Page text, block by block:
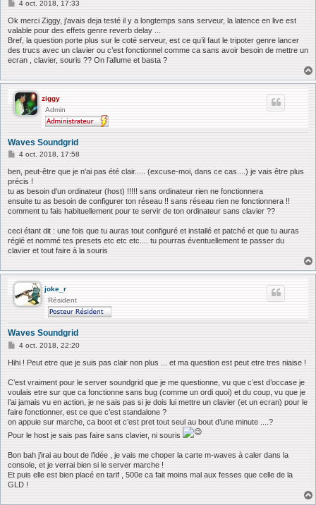
M
s
s
g
e
4 oct. 2018, 17:33
Ok merci Ziggy, j’avais deja testé il y a longtemps sans serveur, la latence en live est
valable pour des effets genre reverb delay ...
Bref, la question porte plus sur le coté serveur, est ce qu’il faut le tripoter genre lancer
des trucs avec un clavier ou c’est fonctionnel comme ca sans avoir besoin de mettre un
ecran , clavier, souris ?? On l’allume et basta ?
ziggy
Admin
Waves Soundgrid
M
s
s
g
e
4 oct. 2018, 17:58
ben, peut-être que je n'ai pas été clair..... (excuse-moi, dans ce cas....) je vais être plus
précis !
tu as besoin d'un ordinateur (host) !!!!! sans ordinateur rien ne fonctionnera
ensuite tu as besoin de configurer ton réseau !! sans réseau rien ne fonctionnera !!
comment tu fais habituellement pour te servir de ton ordinateur sans clavier ??
ceci étant dit : une fois que tu auras tout configuré et installé et patché et que tu auras
réglé et nommé tes presets etc etc etc.... tu pourras éventuellement te passer du
clavier et tout faire à la souris
joke_r
Résident
Waves Soundgrid
M
s
g
e
4 oct. 2018, 22:20
Hihi ! Peut etre que je suis pas clair non plus ... et ma question est peut etre tres niaise !
C’est vraiment pour le server soundgrid que je me questionne, vu que c’est d’occase je
voulais etre sur que ca fonctionne sans bug (comme un ordi quoi) et du coup, vu que je
l’ai jamais vu en action, je ne sais pas si je dois lui mettre un clavier (et un ecran) pour le
faire fonctionner, est ce que c’est standalone ?
on appuie sur marche, ca boot et c’est pret tout seul au bout d’une minute ....?
Pour le host je sais pas faire sans clavier, ni souris
Bon bah j’irai au bout de l’idée , je vais me choper la carte m-waves à caler dans la
console, et je verrai bien si le server marche !
Et puis elle est bien placé en tarif , 500e ca fait moins mal aux fesses que celle de la
GLD !